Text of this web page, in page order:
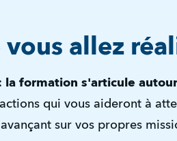
vous allez
la formation s'articule
qui vous aideront à
sur vos propres